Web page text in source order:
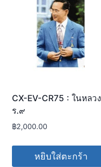
CX-EV-CR75 : ในหลวง
ร.๙
฿2,000.00
หยิบใส่ตะกร้า